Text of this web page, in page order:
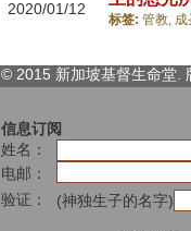
2020/01/12
标签: 管教, 成
© 2015 新加坡基督生命堂.
信息订阅
姓名：
电邮：
验证：
(神独生子的名字)